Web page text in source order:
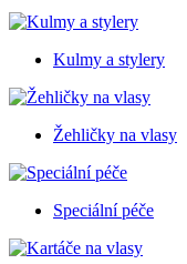
Kulmy a stylery
Žehličky na vlasy
Speciální péče